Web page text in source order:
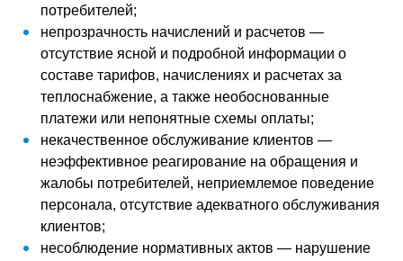
потребителей;
непрозрачность начислений и расчетов —
отсутствие ясной и подробной информации о
составе тарифов, начислениях и расчетах за
теплоснабжение, а также необоснованные
платежи или непонятные схемы оплаты;
некачественное обслуживание клиентов —
неэффективное реагирование на обращения и
жалобы потребителей, неприемлемое поведение
персонала, отсутствие адекватного обслуживания
клиентов;
несоблюдение нормативных актов — нарушение